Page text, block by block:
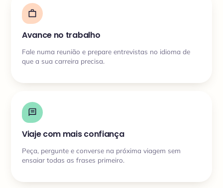
Avance no trabalho
Fale numa reunião e prepare entrevistas no idioma de
que a sua carreira precisa.
Viaje com mais confiança
Peça, pergunte e converse na próxima viagem sem
ensaiar todas as frases primeiro.